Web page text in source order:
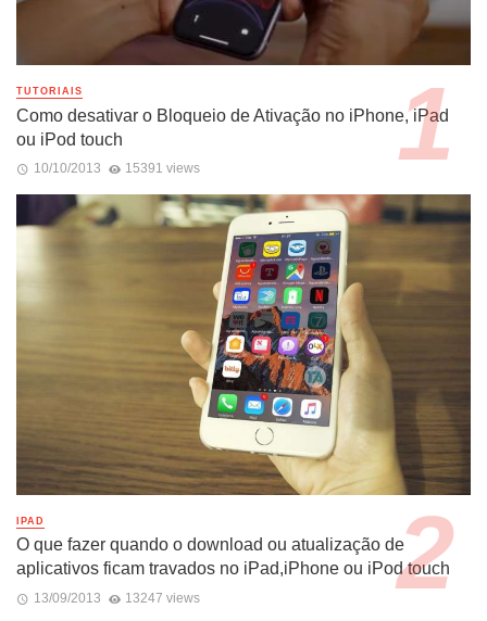
TUTORIAIS
Como desativar o Bloqueio de Ativação no iPhone, iPad
ou iPod touch
10/10/2013 15391 views
IPAD
O que fazer quando o download ou atualização de
aplicativos ficam travados no iPad,iPhone ou iPod touch
13/09/2013 13247 views